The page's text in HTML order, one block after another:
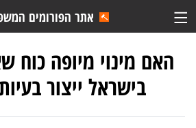
אתר הפורומים
האם מינוי מיופה כוח
בישראל ייצור